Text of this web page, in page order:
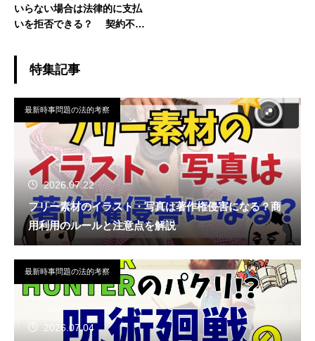
いらない場合は法律的に支払
いを拒否できる？ 契約不適
特集記事
最新時事問題の法的考察
2026.07.22
フリー素材のイラスト・写真は著作権侵害になる？商
用利用のルールと注意点を解説
最新時事問題の法的考察
2026.07.04